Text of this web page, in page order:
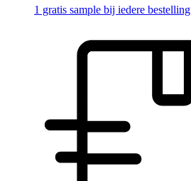
1 gratis sample bij iedere bestelling